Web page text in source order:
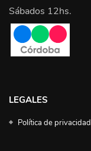
Sábados 12hs.
LEGALES
Política de privacidad